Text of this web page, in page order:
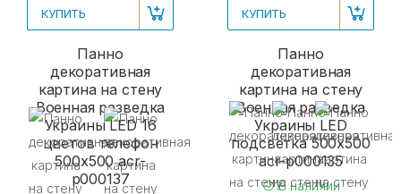
КУПИТЬ
Панно
декоративная
картина на стену
Военная разведка
Украины LED 16
цветов телефон
500х500 acr-
p000137
КУПИТЬ
Панно
декоративная
картина на стену
Военная разведка
Украины LED
подсветка 500х500
acr-p000135
В наличии